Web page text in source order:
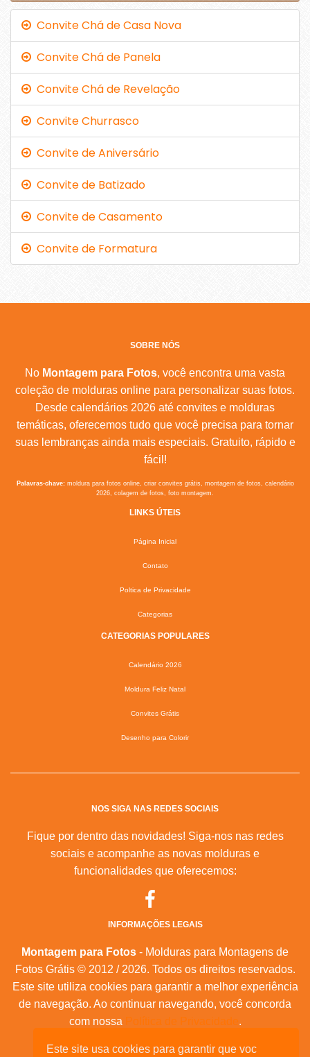
Este site usa cookies para garantir que voc
Convite Chá de Casa Nova
Convite Chá de Panela
Convite Chá de Revelação
Convite Churrasco
Convite de Aniversário
Convite de Batizado
Convite de Casamento
Convite de Formatura
SOBRE NÓS
No Montagem para Fotos, você encontra uma vasta
coleção de molduras online para personalizar suas fotos.
Desde calendários 2026 até convites e molduras
temáticas, oferecemos tudo que você precisa para tornar
suas lembranças ainda mais especiais. Gratuito, rápido e
fácil!
Palavras-chave:moldura para fotos online, criar convites grátis, montagem de fotos, calendário
2026, colagem de fotos, foto montagem.
LINKS ÚTEIS
Página Inicial
Contato
Poltica de Privacidade
Categorias
CATEGORIAS POPULARES
Calendário 2026
Moldura Feliz Natal
Convites Grátis
Desenho para Colorir
NOS SIGA NAS REDES SOCIAIS
Fique por dentro das novidades! Siga-nos nas redes
sociais e acompanhe as novas molduras e
funcionalidades que oferecemos:
INFORMAÇÕES LEGAIS
Montagem para Fotos - Molduras para Montagens de
Fotos Grátis © 2012 / 2026. Todos os direitos reservados.
Este site utiliza cookies para garantir a melhor experiência
de navegação. Ao continuar navegando, você concorda
com nossa Política de Privacidade.
Mapa do Site |Feeds RSS |Sobre Nós